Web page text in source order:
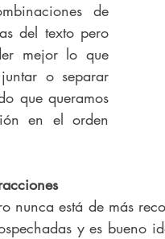
de
del texto pero
mejor lo que
o separar
que queramos
en el orden
nunca está de más
y es bueno